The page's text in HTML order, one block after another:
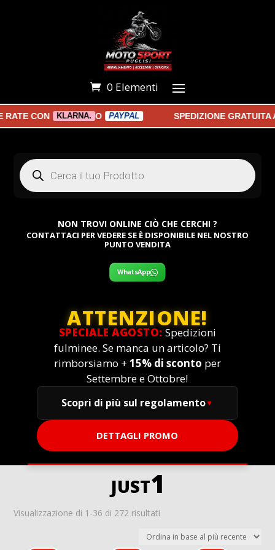
0 Elementi
CON KLARNA. O PAYPAL SPEDIZIONE GRATUITA
Products
search
NON TROVI ONLINE CIÒ CHE CERCHI ?
CONTATTACI PER VEDERE SE È DISPONIBILE NEL NOSTRO
PUNTO VENDITA
WhatsApp
ATTENZIONE!
SPECIALE AGOSTO: Spedizioni
fulminee. Se manca un articolo? Ti
rimborsiamo + 15% di sconto per
Settembre e Ottobre!
Scopri di più sul regolamento
DETTAGLI PROMO
just1
Visualizzazione di 1-36 di 272 risultati
base